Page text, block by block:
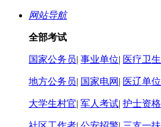
网站导航
全部考试
国家公务员| 事业单位| 医疗卫生
地方公务员| 国家电网 | 医辽单位
大学生村官| 军人考试| 护士资格